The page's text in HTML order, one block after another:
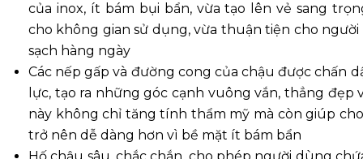
của inox, ít bám bụi bẩn, vừa tạo lên vẻ sang
cho không gian sử dụng, vừa thuận tiện cho người
sạch hàng ngày
Các nếp gấp và đường cong của chậu được chấn
lực, tạo ra những góc cạnh vuông vắn, thẳng đẹp
này không chỉ tăng tính thẩm mỹ mà còn giúp
trở nên dễ dàng hơn vì bề mặt ít bám bẩn